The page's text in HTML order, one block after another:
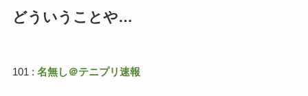
どういうことや…
101 : 名無し＠テニプリ速報